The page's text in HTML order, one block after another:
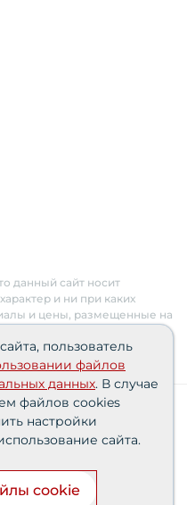
данный сайт носит
и ни при каких
и цены, размещенные на
Застройщик имеет
к защите
при поддержке
пользователь
файлов
данных. В случае
файлов cookies
настройки
сайта.
cookie